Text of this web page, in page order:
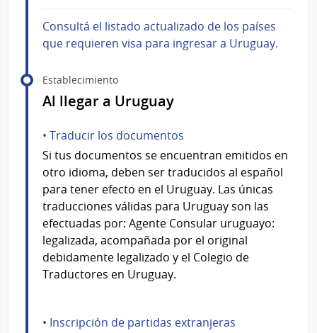
Consultá el listado actualizado de los países
que requieren visa para ingresar a Uruguay.
Establecimiento
Al llegar a Uruguay
• Traducir los documentos
Si tus documentos se encuentran emitidos en
otro idioma, deben ser traducidos al español
para tener efecto en el Uruguay. Las únicas
traducciones válidas para Uruguay son las
efectuadas por: Agente Consular uruguayo:
legalizada, acompañada por el original
debidamente legalizado y el Colegio de
Traductores en Uruguay.
• Inscripción de partidas extranjeras